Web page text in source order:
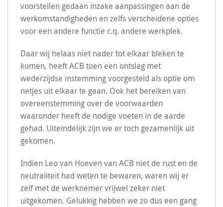
voorstellen gedaan inzake aanpassingen aan de
werkomstandigheden en zelfs verscheidene opties
voor een andere functie c.q. andere werkplek.
Daar wij helaas niet nader tot elkaar bleken te
komen, heeft ACB toen een ontslag met
wederzijdse instemming voorgesteld als optie om
netjes uit elkaar te gaan. Ook het bereiken van
overeenstemming over de voorwaarden
waaronder heeft de nodige voeten in de aarde
gehad. Uiteindelijk zijn we er toch gezamenlijk uit
gekomen.
Indien Leo van Hoeven van ACB niet de rust en de
neutraliteit had weten te bewaren, waren wij er
zelf met de werknemer vrijwel zeker niet
uitgekomen. Gelukkig hebben we zo dus een gang